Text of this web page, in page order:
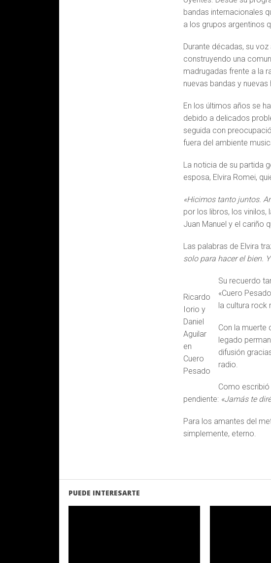
bandas internacionales
a los grupos argentinos
Durante décadas, su
construyendo una
madrugadas frente a la
nuevas bandas y nuevas
En los últimos años se
debido a delicados
seguida con
fuera del ambiente
La noticia de su partida
esposa, Elvira Romei,
«Hicimos tanto juntos.
por los libros, los
Juan Manuel y el cariño
Las palabras de Elvira
solo para hacer el bien.
Ricardo
Iorio y
Daniel
Aguilar
en
Cuero
Pesado
Su recuerdo
«Cuero
la cultura rock
Con la muerte
legado
difusión
radio.
Como escribió
pendiente: «Jamás te
Para los amantes del
simplemente, eterno.
PUEDE INTERESARTE